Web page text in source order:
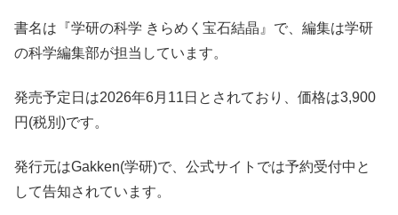
書名は『学研の科学 きらめく宝石結晶』で、編集は学研
の科学編集部が担当しています。
発売予定日は2026年6月11日とされており、価格は3,900
円(税別)です。
発行元はGakken(学研)で、公式サイトでは予約受付中と
して告知されています。